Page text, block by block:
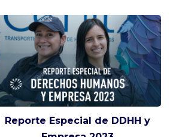
Reporte Especial de DDHH y